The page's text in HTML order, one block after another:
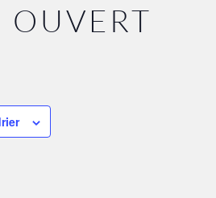
OUVERT